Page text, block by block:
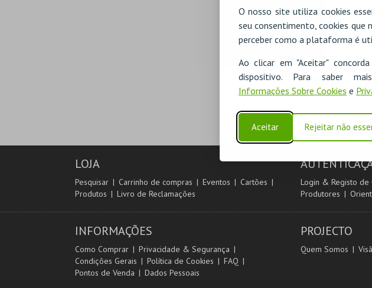
O nosso site utiliza cookies
seu consentimento, cookies que
perceber como a plataforma é
Ao clicar em "Aceitar"
dispositivo. Para saber
Informações Sobre Cookies e
Aceitar Rejeitar não
LOJA
Pesquisar Carrinho de compras Eventos
Cartões
Produtos
Livro de Reclamações
Login & Registo de
Produtores
INFORMAÇÕES
Como Comprar
Privacidade & Segurança
Condições Gerais
Política de Cookies
FAQ
Pontos de Venda
Dados Pessoais
PROJECTO
Quem Somos